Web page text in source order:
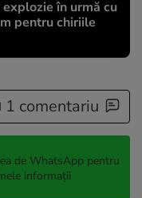
în urmă cu
pentru chiriile
1 comentariu
de WhatsApp pentru
informații